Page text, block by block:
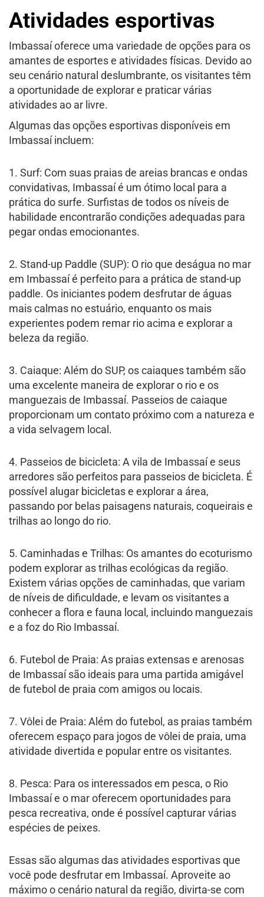
Atividades esportivas
Imbassaí oferece uma variedade de opções para os
amantes de esportes e atividades físicas. Devido ao
seu cenário natural deslumbrante, os visitantes têm
a oportunidade de explorar e praticar várias
atividades ao ar livre.
Algumas das opções esportivas disponíveis em
Imbassaí incluem:
1. Surf: Com suas praias de areias brancas e ondas
convidativas, Imbassaí é um ótimo local para a
prática do surfe. Surfistas de todos os níveis de
habilidade encontrarão condições adequadas para
pegar ondas emocionantes.
2. Stand-up Paddle (SUP): O rio que deságua no mar
em Imbassaí é perfeito para a prática de stand-up
paddle. Os iniciantes podem desfrutar de águas
mais calmas no estuário, enquanto os mais
experientes podem remar rio acima e explorar a
beleza da região.
3. Caiaque: Além do SUP, os caiaques também são
uma excelente maneira de explorar o rio e os
manguezais de Imbassaí. Passeios de caiaque
proporcionam um contato próximo com a natureza e
a vida selvagem local.
4. Passeios de bicicleta: A vila de Imbassaí e seus
arredores são perfeitos para passeios de bicicleta. É
possível alugar bicicletas e explorar a área,
passando por belas paisagens naturais, coqueirais e
trilhas ao longo do rio.
5. Caminhadas e Trilhas: Os amantes do ecoturismo
podem explorar as trilhas ecológicas da região.
Existem várias opções de caminhadas, que variam
de níveis de dificuldade, e levam os visitantes a
conhecer a flora e fauna local, incluindo manguezais
e a foz do Rio Imbassaí.
6. Futebol de Praia: As praias extensas e arenosas
de Imbassaí são ideais para uma partida amigável
de futebol de praia com amigos ou locais.
7. Vôlei de Praia: Além do futebol, as praias também
oferecem espaço para jogos de vôlei de praia, uma
atividade divertida e popular entre os visitantes.
8. Pesca: Para os interessados em pesca, o Rio
Imbassaí e o mar oferecem oportunidades para
pesca recreativa, onde é possível capturar várias
espécies de peixes.
Essas são algumas das atividades esportivas que
você pode desfrutar em Imbassaí. Aproveite ao
máximo o cenário natural da região, divirta-se com